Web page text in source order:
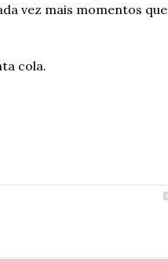
vez mais momentos que
cola.